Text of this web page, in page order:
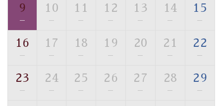
す。
※男性大浴場までのご移動には階段がございます。 予め
ご了承のほどお願いいたします。
■貸切温泉風呂 （40分2000円）
む貸切温泉風呂です。ゆったりといやされるプライベー
トな空間をお愉しみください。
9
—
10
—
11
—
12
—
13
—
14
—
15
—
16
—
17
—
18
—
19
—
20
—
21
—
22
—
23
—
24
—
25
—
26
—
27
—
28
—
29
—